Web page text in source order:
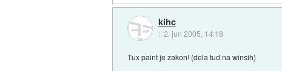
kihc
::2. jun 2005, 14:18
Tux paint je zakon! (dela tud na winsih)